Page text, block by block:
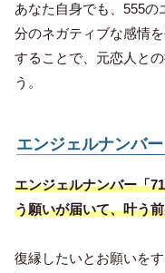
あなた自身でも、555の
分のネガティブな感情
することで、元恋人と
う。
エンジェルナンバ
エンジェルナンバー「
う願いが届いて、叶う
復縁したいとお願いを